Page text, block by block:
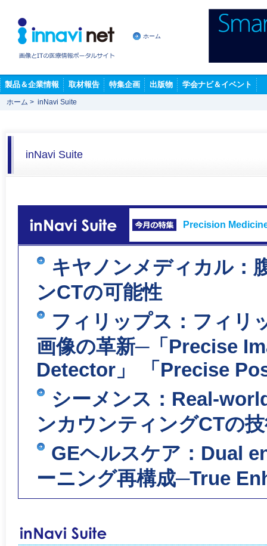
ホーム
製品＆企業情報 取材報告 特集企画 出版物 学会ナビ＆イベント
ホーム > inNavi Suite
inNavi Suite
Precision
キヤノンメディカル：
ンCTの可能性
フィリップス：フィリ
画像の革新─「Precise
Detector」 「Precise
シーメンス：Real-
ンカウンティングCTの
GEヘルスケア：Dual
ーニング再構成─True